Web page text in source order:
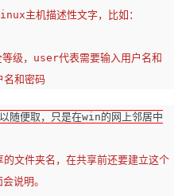
主机描述性文字，比如：
级，user代表需要输入用户名和
名和密码
随便取，只是在win的网上邻居中
件夹名，在共享前还要建立这个
说明。